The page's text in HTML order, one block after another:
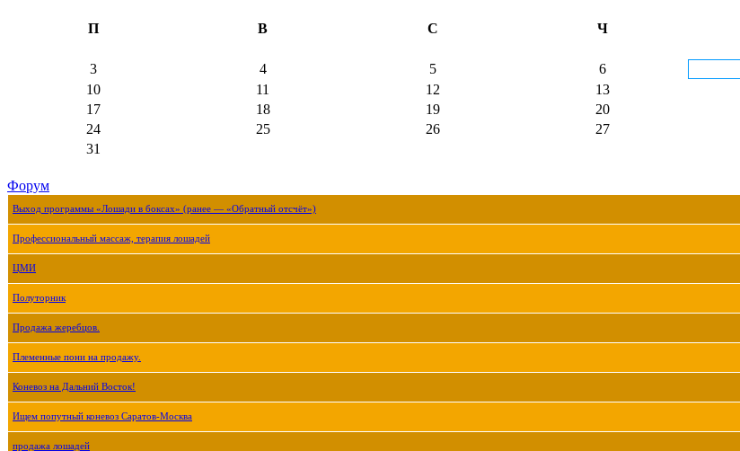
П В С Ч
3
4 5 6
10
11 12 13
17
18 19 20
24
25 26 27
31
Форум
Выход программы «Лошади в боксах» (ранее — «Обратный отсчёт»)
Профессиональный массаж, терапия лошадей
ЦМИ
Полуторник
Продажа жеребцов.
Племенные пони на продажу.
Коневоз на Дальний Восток!
Ищем попутный коневоз Саратов-Москва
продажа лошадей